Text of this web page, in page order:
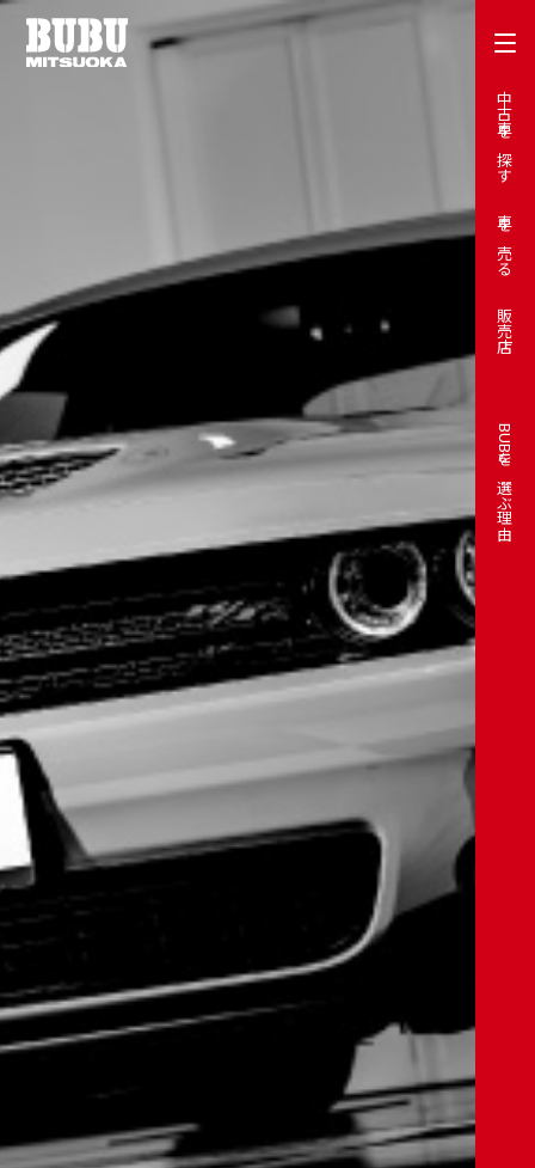
中古車を探す
車を売る
販売店
BUBUを選ぶ理由